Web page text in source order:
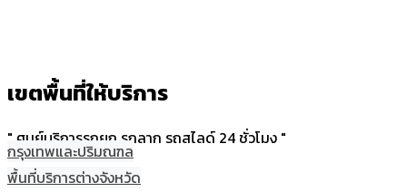
เขตพื้นที่ให้บริการ
" ศูนย์บริการรถยก รถลาก รถสไลด์ 24 ชั่วโมง "
กรุงเทพและปริมณฑล
พื้นที่บริการต่างจังหวัด